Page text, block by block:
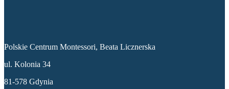
Polskie Centrum Montessori, Beata Licznerska
ul. Kolonia 34
81-578 Gdynia